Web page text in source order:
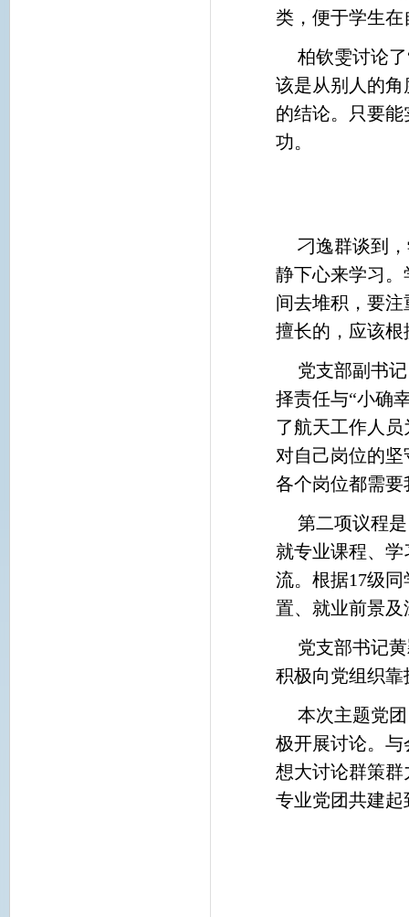
类，便于学生
柏钦雯讨论
该是从别人的
的结论。只要
功。
刁逸群谈到
静下心来学习
间去堆积，要
擅长的，应该
党支部副书
择责任与“小确
了航天工作人
对自己岗位的
各个岗位都需
第二项议程
就专业课程、
流。根据17级
置、就业前景
党支部书记
积极向党组织靠
本次主题党
极开展讨论。
想大讨论群策
专业党团共建